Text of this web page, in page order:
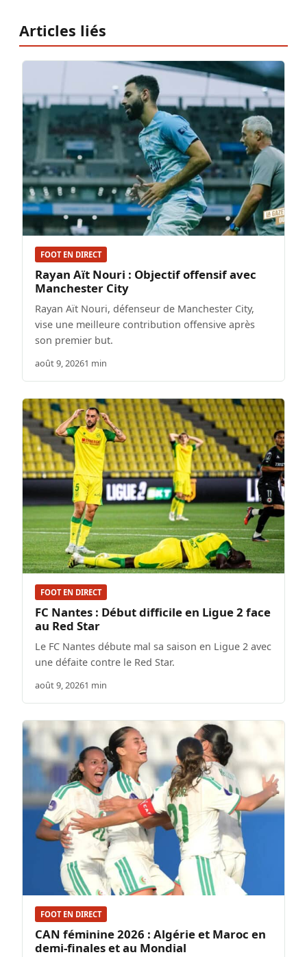
Articles liés
FOOT EN DIRECT
Rayan Aït Nouri : Objectif offensif avec
Manchester City
Rayan Aït Nouri, défenseur de Manchester City,
vise une meilleure contribution offensive après
son premier but.
août 9, 20261 min
FOOT EN DIRECT
FC Nantes : Début difficile en Ligue 2 face
au Red Star
Le FC Nantes débute mal sa saison en Ligue 2 avec
une défaite contre le Red Star.
août 9, 20261 min
FOOT EN DIRECT
CAN féminine 2026 : Algérie et Maroc en
demi-finales et au Mondial